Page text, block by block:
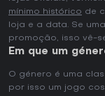
mínimo histórico de
loja e a data. Se
promoção, isso vê-
Em que um
O género é uma
por isso um jogo